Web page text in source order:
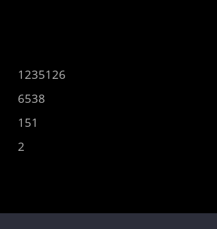
2
1235126
6538
151